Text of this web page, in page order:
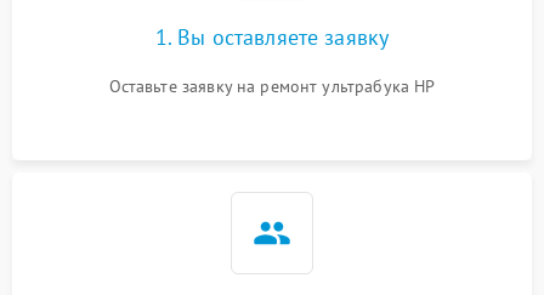
1. Вы оставляете заявку
Оставьте заявку на ремонт ультрабука HP